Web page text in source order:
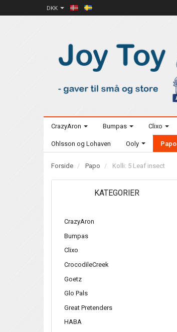
DKK
CrazyAron Bumpas Clixo
Ohlsson og Lohaven Ooly Papo
Forside Papo Kolli: 5 Leaf insect
KATEGORIER
CrazyAron
Bumpas
Clixo
CrocodileCreek
Goetz
Glo Pals
Great Pretenders
HABA